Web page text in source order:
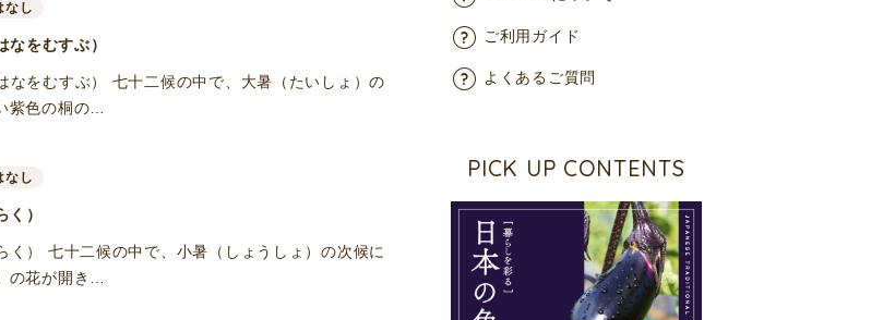
なし
をむすぶ）
なをむすぶ） 七十二候の中で、大暑（たいしょ）の
紫色の桐の…
なし
）
く） 七十二候の中で、小暑（しょうしょ）の次候に
の花が開き…
ご利用ガイド
よくあるご質問
PICK UP CONTENTS